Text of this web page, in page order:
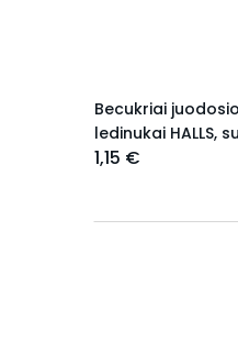
Becukriai
ledinukai HALLS,
kofeinu (0,1%), 32g
1,15 €